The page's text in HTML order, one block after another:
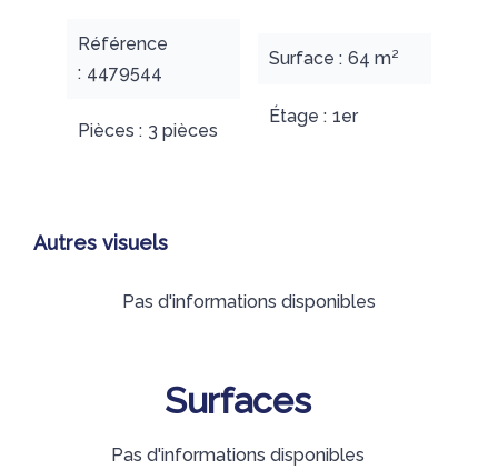
Référence
4479544
Pièces 3 pièces
Surface 64 m²
Étage 1er
Autres visuels
Pas d'informations disponibles
Surfaces
Pas d'informations disponibles